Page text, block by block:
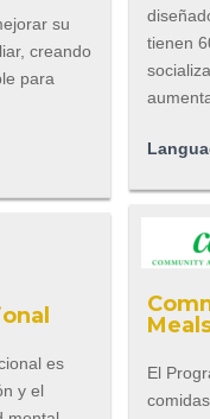
su
creando
para
es
y el
tienen
El